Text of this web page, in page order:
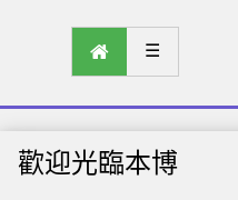
☰
歡迎光臨本博